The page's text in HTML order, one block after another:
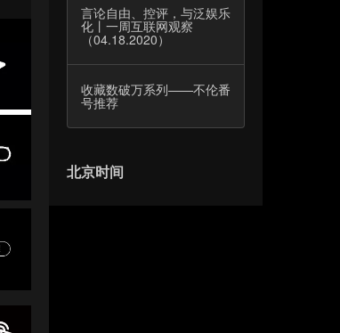
言论自由、控评，与泛娱乐
化丨一周互联网观察
（04.18.2020）
收藏数破万系列——不伦番
号推荐
北京时间